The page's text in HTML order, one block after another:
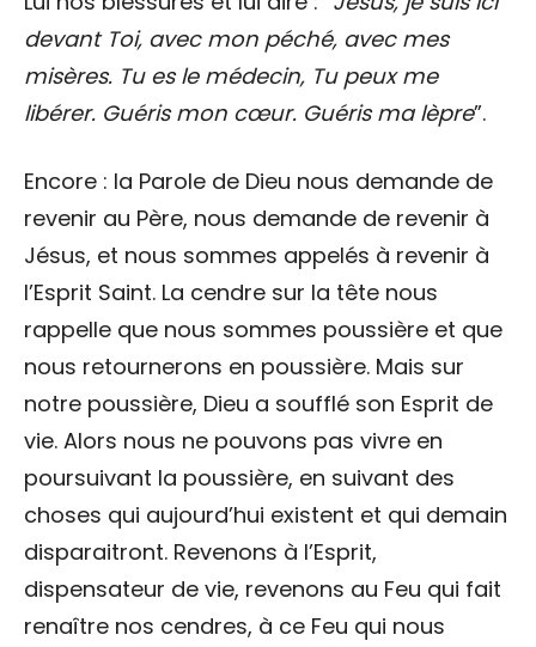
devant Toi, avec mon péché, avec mes
misères. Tu es le médecin, Tu peux me
libérer. Guéris mon cœur. Guéris ma lèpre”.
Encore : la Parole de Dieu nous demande de
revenir au Père, nous demande de revenir à
Jésus, et nous sommes appelés à revenir à
l’Esprit Saint. La cendre sur la tête nous
rappelle que nous sommes poussière et que
nous retournerons en poussière. Mais sur
notre poussière, Dieu a soufflé son Esprit de
vie. Alors nous ne pouvons pas vivre en
poursuivant la poussière, en suivant des
choses qui aujourd’hui existent et qui demain
disparaitront. Revenons à l’Esprit,
dispensateur de vie, revenons au Feu qui fait
renaître nos cendres, à ce Feu qui nous